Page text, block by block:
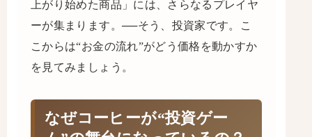
上がり始めた商品」には、さらなるプレイヤ
ーが集まります。──そう、投資家です。こ
こからは“お金の流れ”がどう価格を動かすか
を見てみましょう。
なぜコーヒーが“投資ゲー